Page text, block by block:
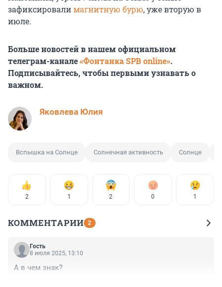
зафиксировалимагнитную бурю, уже вторую в
июле.
Больше новостей в нашем официальном
телеграм-канале«Фонтанка SPB online».
Подписывайтесь, чтобы первыми узнавать о
важном.
Яковлева Юлия
Вспышка на Солнце Солнечная активность Солнце
2 1 2 0 1
КОММЕНТАРИИ 2
Гость
8 июля 2025, 13:10
А в чем знак?